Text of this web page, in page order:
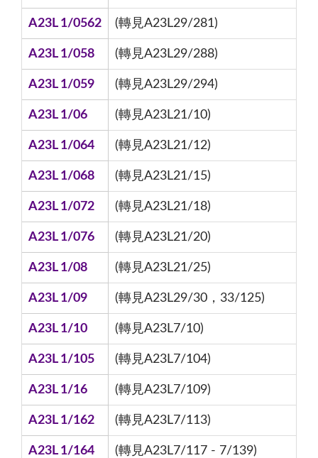
A23L 1/0562 (轉見A23L29/281)
A23L 1/058 (轉見A23L29/288)
A23L 1/059 (轉見A23L29/294)
A23L 1/06 (轉見A23L21/10)
A23L 1/064 (轉見A23L21/12)
A23L 1/068 (轉見A23L21/15)
A23L 1/072 (轉見A23L21/18)
A23L 1/076 (轉見A23L21/20)
A23L 1/08 (轉見A23L21/25)
A23L 1/09 (轉見A23L29/30，33/125)
A23L 1/10 (轉見A23L7/10)
A23L 1/105 (轉見A23L7/104)
A23L 1/16 (轉見A23L7/109)
A23L 1/162 (轉見A23L7/113)
A23L 1/164 (轉見A23L7/117 - 7/139)